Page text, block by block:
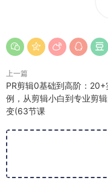
上一篇
PR剪辑0基础到高阶：20+
例，从剪辑小白到专业剪
变(63节课